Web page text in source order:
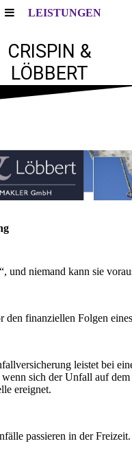
LEISTUNGEN
CRISPIN &
LÖBBERT
und niemand kann sie
den finanziellen Folgen
leistet bei
sich der Unfall auf dem
ereignet.
passieren in der Freizeit.